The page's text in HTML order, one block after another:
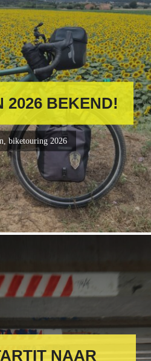
2026 BEKEND!
,biketouring 2026
NAAR